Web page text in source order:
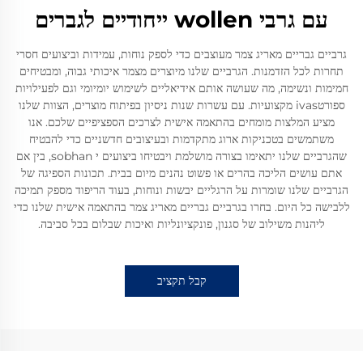
עם גרבי wollen ייחודיים לגברים
גרביים גבריים מאריג צמר מעוצבים כדי לספק נוחות, עמידות וביצועים חסרי
תחרות לכל הזדמנות. הגרביים שלנו מיוצרים מצמר איכותי גבוה, ומבטיחים
חמימות ונשימה, מה שעושה אותם אידיאליים לשימוש יומיומי וגם לפעילויות
ספורטivas מקצועיות. עם עשרות שנות ניסיון בפיתוח מוצרים, הצוות שלנו
מציע המלצות מומחים בהתאמה אישית לצרכים הספציפיים שלכם. אנו
משתמשים בטכניקות ארוג מתקדמות ובעיצובים חדשניים כדי להבטיח
שהגרביים שלנו יתאימו בצורה מושלמת ויבטיחו ביצועים י sobhan, בין אם
אתם עושים הליכה בהרים או פשוט נהנים מיום בבית. תכונות הספיגה של
הגרביים שלנו שומרות על הרגליים יבשות ונוחות, בעוד הריפוד מספק תמיכה
ללבישה כל היום. בחרו בגרביים גבריים מאריג צמר בהתאמה אישית שלנו כדי
ליהנות משילוב של סגנון, פונקציונליות ואיכות שבלום בכל סביבה.
קבל תקציב